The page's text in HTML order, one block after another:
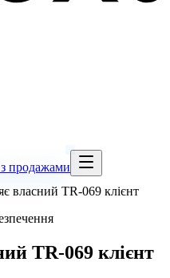
з продажами
власний TR-069 клієнт
TR-069 клієнт